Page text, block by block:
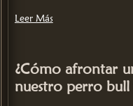
Leer Más
¿Cómo afrontar
nuestro perro